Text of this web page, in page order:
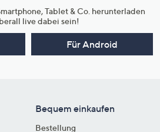
Tablet & Co. herunterladen
live dabei sein!
Für Android
Bequem einkaufen
Bestellung